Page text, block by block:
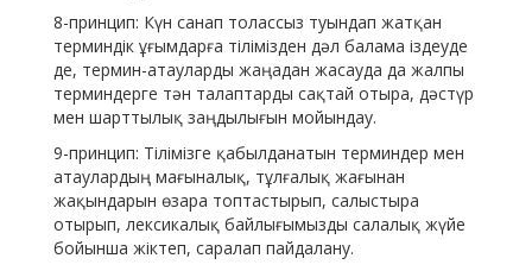
8-принцип: Күн санап толассыз туындап жатқан
терминдік ұғымдарға тілімізден дәл балама іздеуде
де, термин-атауларды жаңадан жасауда да жалпы
терминдерге тән талаптарды сақтай отыра, дәстүр
мен шарттылық заңдылығын мойындау.
9-принцип: Тілімізге қабылданатын терминдер мен
атаулардың мағыналық, тұлғалық жағынан
жақындарын өзара топтастырып, салыстыра
отырып, лексикалық байлығымызды салалық жүйе
бойынша жіктеп, саралап пайдалану.